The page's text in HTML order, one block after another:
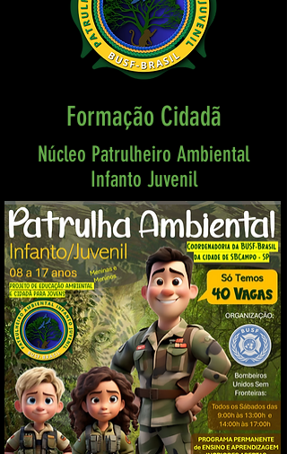
Formação Cidadã
Núcleo Patrulheiro Ambiental
Infanto Juvenil